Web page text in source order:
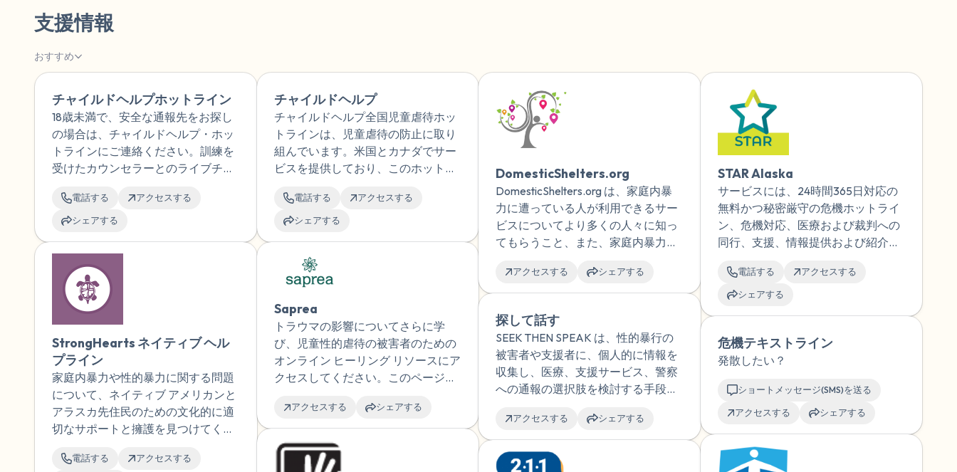
支援情報
おすすめ
チャイルドヘルプホットライン
18歳未満で、安全な通報先をお探し
の場合は、チャイルドヘルプ・ホッ
トラインにご連絡ください。訓練を
受けたカウンセラーとのライブチャ
時間対応で、すべての通話は秘密厳
守されます。
電話する
アクセスする
シェアする
StrongHearts ネイティブ ヘル
プライン
家庭内暴力や性的暴力に関する問題
について、ネイティブ アメリカンと
アラスカ先住民のための文化的に適
切なサポートと擁護を見つけてくだ
護者と連絡を取ってください。24 時
電話する
アクセスする
チャイルドヘルプ
チャイルドヘルプ全国児童虐待ホッ
トラインは、児童虐待の防止に取り
組んでいます。米国とカナダでサー
ビスを提供しており、このホットラ
24 時間 365 日常駐しています。
電話する
アクセスする
シェアする
Saprea
トラウマの影響についてさらに学
び、児童性的虐待の被害者のための
オンライン ヒーリング リソースにア
クセスしてください。このページは
れていますが、あらゆる種類の経験
を持つ個人が Saprea のセルフヘル
プ リソースから恩恵を受ける可能性
があります。
アクセスする シェアする
DomesticShelters.org
DomesticShelters.org は、家庭内暴
力に遭っている人が利用できるサー
ビスについてより多くの人々に知っ
てもらうこと、また、家庭内暴力の
ムやシェルターの提供者が、自分の
居住地、言語、ニーズに最適なサー
ビスや情報を素早く簡単に見つけら
れるようにすることを目指していま
す。
アクセスする シェアする
探して話す
SEEK THEN SPEAK は、性的暴行の
被害者や支援者に、個人的に情報を
収集し、医療、支援サービス、警察
への通報の選択肢を検討する手段を
アクセスする シェアする
STAR Alaska
サービスには、24時間365日対応の
無料かつ秘密厳守の危機ホットライ
ン、危機対応、医療および裁判への
同行、支援、情報提供および紹介、
含まれます。
電話する
アクセスする
シェアする
危機テキストライン
発散したい？
ショートメッセージ(SMS)を送る
アクセスする
シェアする
匂いを嗅ぐもの2つ
自分の好きなところ1つ。
最後に深呼吸をしましょう。